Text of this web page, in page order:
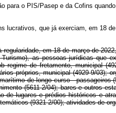
para o PIS/Pasep e da Cofins
lucrativos, que já exerciam, em
em 18 de março de
as pessoas jurídicas que
regime de fretamento, municipal
próprios, municipal (4929-9/
de longo curso -
(5611-2/04); bares e outros
de lugares e prédios históricos e
temáticos (9321-2/00); atividades